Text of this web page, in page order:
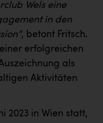
Wels eine
in den
, betont Fritsch.
erfolgreichen
als
Aktivitäten
2023 in Wien statt,